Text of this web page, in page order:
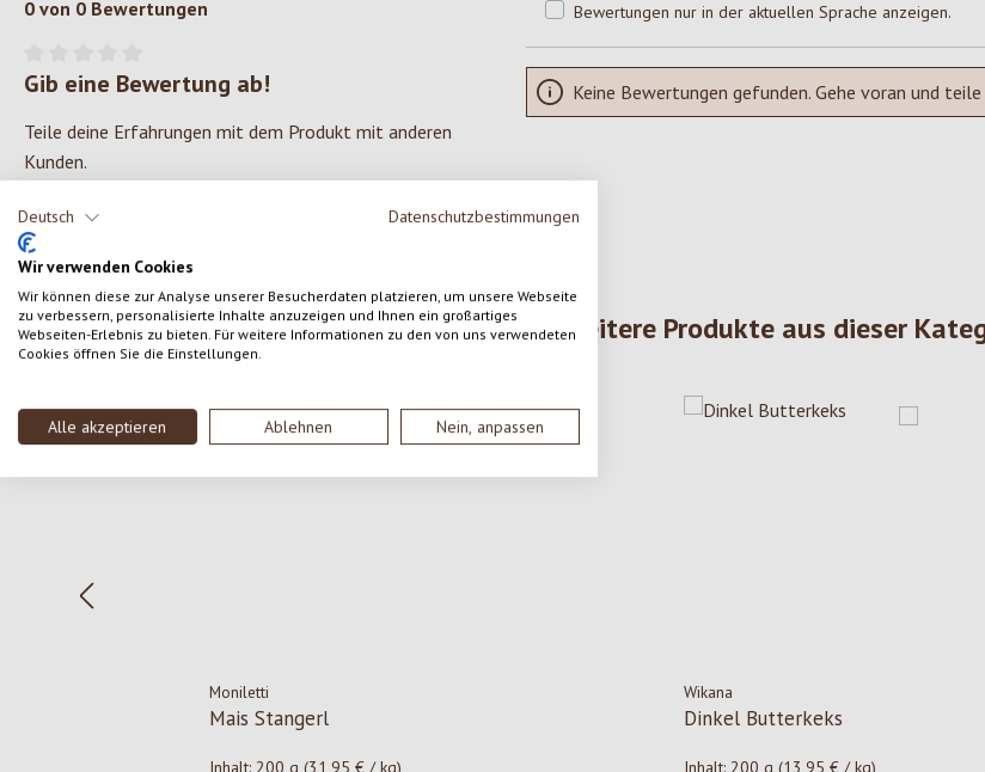
Deutsch Datenschutzbestimmungen
Wir verwenden Cookies
Wir können diese zur Analyse unserer Besucherdaten platzieren, um unsere Webseite
zu verbessern, personalisierte Inhalte anzuzeigen und Ihnen ein großartiges
Webseiten-Erlebnis zu bieten. Für weitere Informationen zu den von uns verwendeten
Cookies öffnen Sie die Einstellungen.
Alle akzeptieren Ablehnen Nein, anpassen
0 von 0 Bewertungen
Durchschnittliche Bewertung von 0 von 5 Sternen
Gib eine Bewertung ab!
Teile deine Erfahrungen mit dem Produkt mit anderen
Kunden.
SCHREIBE EINE BEWERTUNG
Bewertungen nur in der aktuellen Sprache anzeigen.
Keine Bewertungen gefunden. Gehe voran und
Weitere Produkte aus dieser
Moniletti
Mais Stangerl
Inhalt:200 g(31,95 € / kg)
Wikana
Dinkel Butterkeks
Inhalt: 200 g (13,95 € / kg)